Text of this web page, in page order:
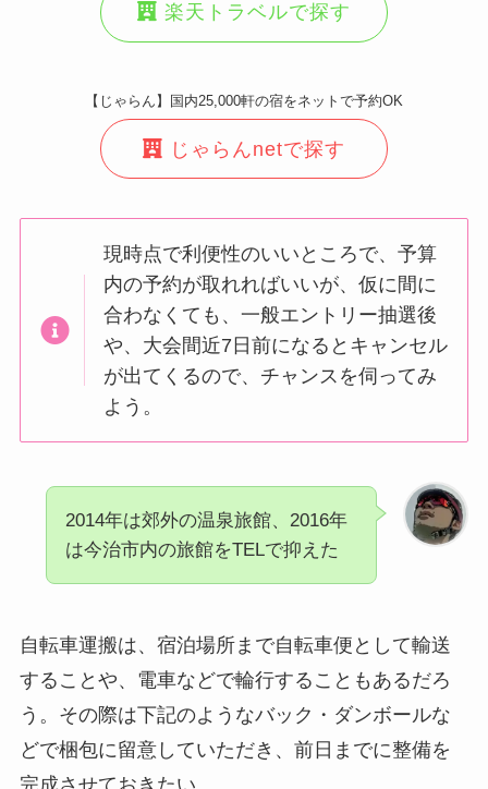
楽天トラベルで探す
【じゃらん】国内25,000軒の宿をネットで予約OK
じゃらんnetで探す
現時点で利便性のいいところで、予算
内の予約が取れればいいが、仮に間に
合わなくても、一般エントリー抽選後
や、大会間近7日前になるとキャンセル
が出てくるので、チャンスを伺ってみ
よう。
2014年は郊外の温泉旅館、2016年
は今治市内の旅館をTELで抑えた
自転車運搬は、宿泊場所まで自転車便として輸送
することや、電車などで輪行することもあるだろ
う。その際は下記のようなバック・ダンボールな
どで梱包に留意していただき、前日までに整備を
完成させておきたい。